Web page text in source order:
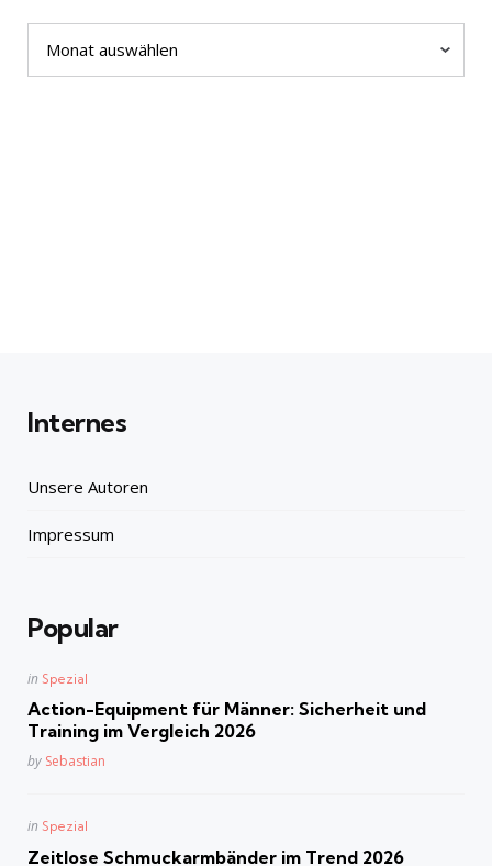
Internes
Unsere Autoren
Impressum
Popular
Posted
in Spezial
Action-Equipment für Männer: Sicherheit und
Training im Vergleich 2026
Posted
by Sebastian
Posted
in Spezial
Zeitlose Schmuckarmbänder im Trend 2026